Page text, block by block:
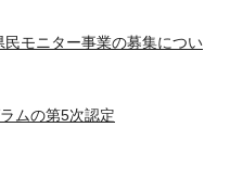
モニター事業の募集につい
ムの第5次認定